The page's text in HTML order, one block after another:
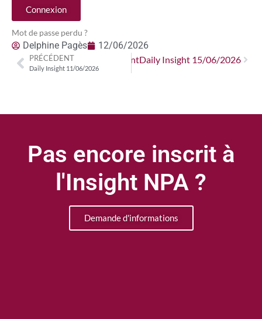
Connexion
Mot de passe perdu ?
Delphine Pagès 12/06/2026
PRÉCÉDENT
Daily Insight 11/06/2026
SuivantDaily Insight 15/06/2026
Pas encore inscrit à
l'Insight NPA ?
Demande d'informations